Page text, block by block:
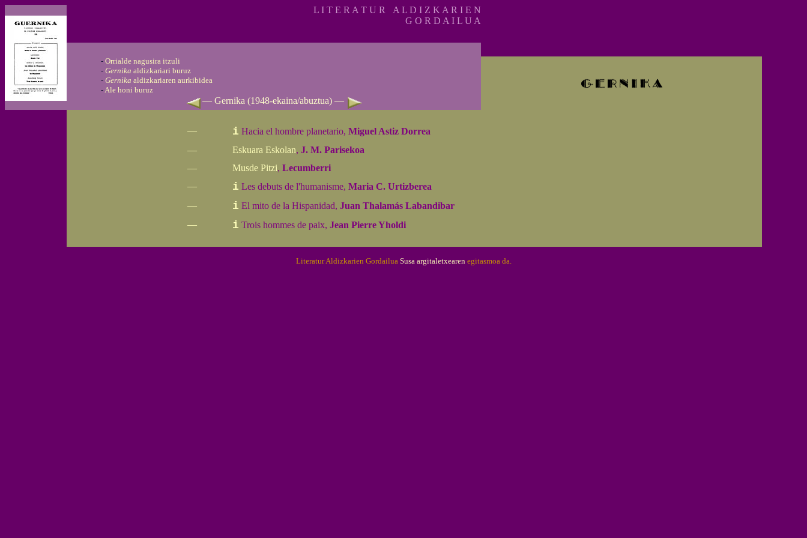
L I T E R A T U R A L D I Z K A R I E N
G O R D A I L U A
- Orrialde nagusira itzuli
- Gernika aldizkariari buruz
- Gernika aldizkariaren aurkibidea
-Ale honi buruz
— Gernika (1948-ekaina/abuztua) —
— i Hacia el hombre planetario, Miguel Astiz Dorrea
—
Eskuara Eskolan, J. M. Parisekoa
—
Musde Pitzi, Lecumberri
—
i Les debuts de l'humanisme, Maria C. Urtizberea
—
i El mito de la Hispanidad, Juan Thalamás Labandibar
—
i Trois hommes de paix, Jean Pierre Yholdi
Literatur Aldizkarien Gordailua Susa argitaletxearenegitasmoa da.